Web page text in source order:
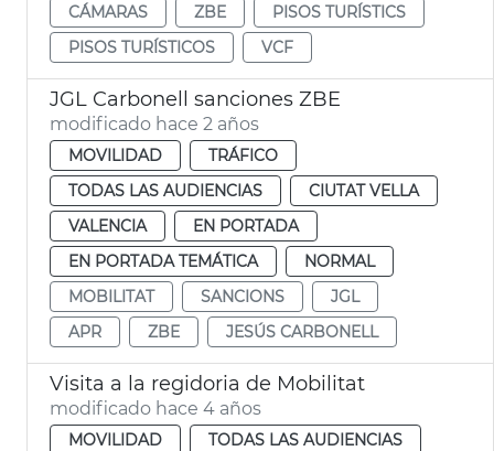
CÁMARAS
ZBE
PISOS TURÍSTICS
PISOS TURÍSTICOS
VCF
JGL Carbonell sanciones ZBE
modificado hace 2 años
MOVILIDAD
TRÁFICO
TODAS LAS AUDIENCIAS
CIUTAT VELLA
VALENCIA
EN PORTADA
EN PORTADA TEMÁTICA
NORMAL
MOBILITAT
SANCIONS
JGL
APR
ZBE JESÚS CARBONELL
Visita a la regidoria de Mobilitat
modificado hace 4 años
MOVILIDAD
TODAS LAS AUDIENCIAS